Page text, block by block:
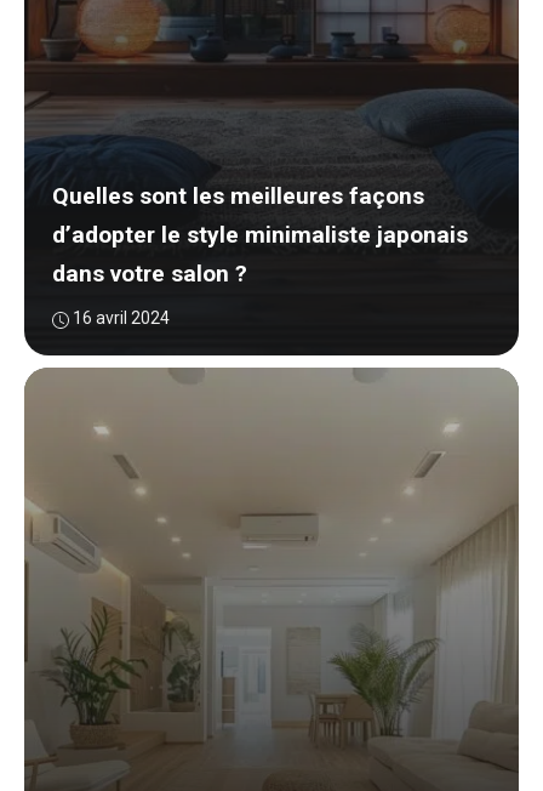
Quelles sont les meilleures façons
d’adopter le style minimaliste japonais
dans votre salon ?
16 avril 2024